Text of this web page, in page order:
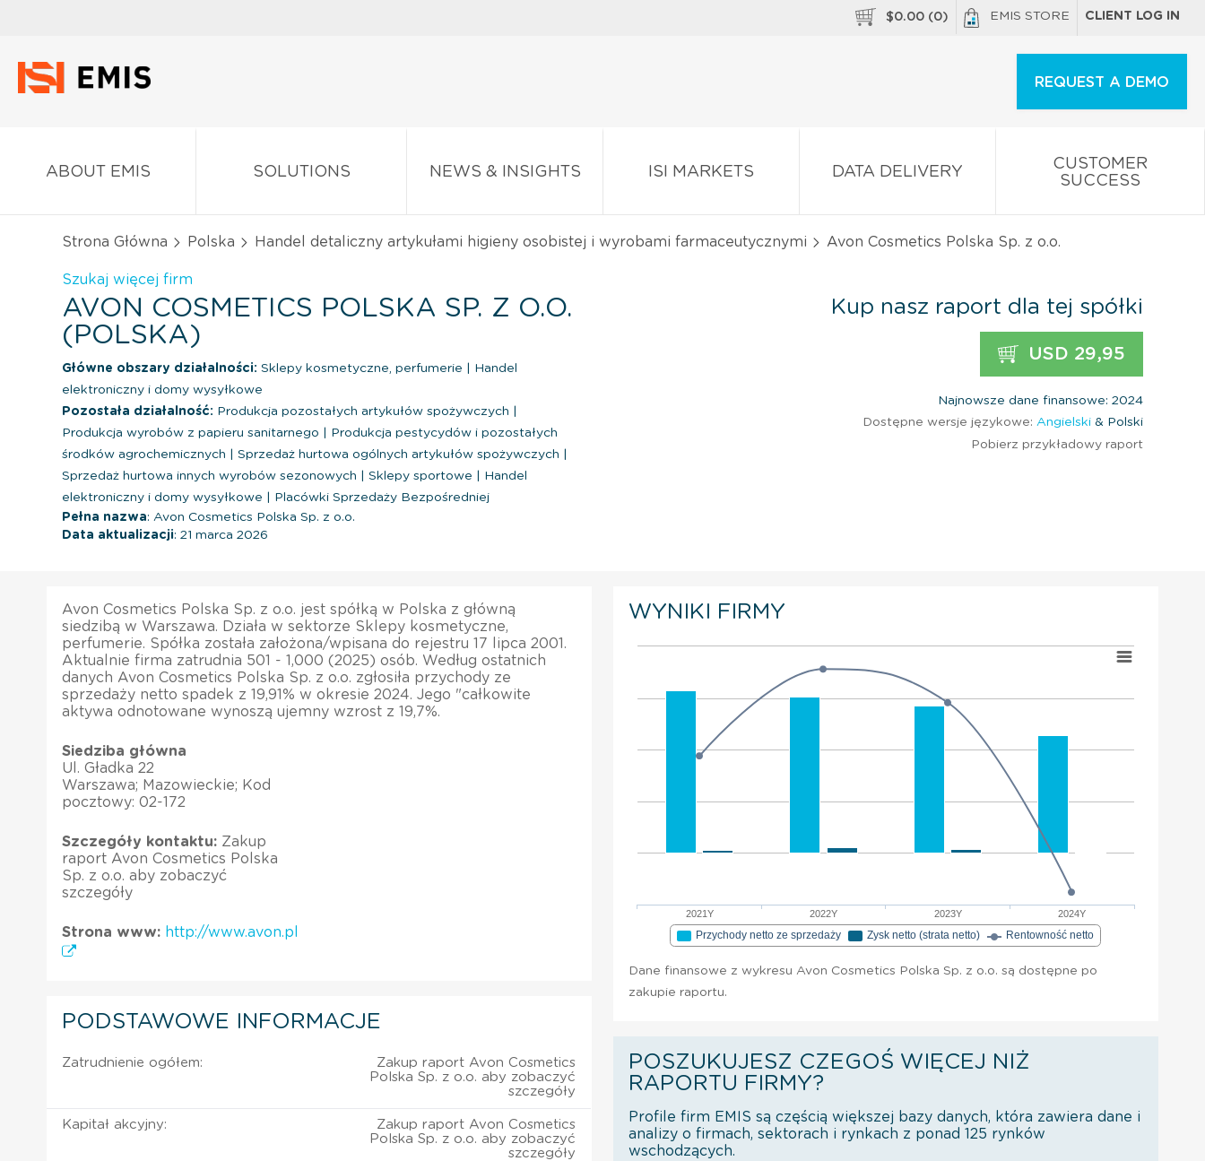
$0.00 (0) EMIS STORE CLIENT LOG IN
REQUEST A DEMO
ABOUT EMIS SOLUTIONS NEWS & INSIGHTS ISI MARKETS DATA DELIVERY
CUSTOMER
SUCCESS
Strona Główna Polska Handel detaliczny artykułami higieny osobistej i wyrobami farmaceutycznymi Avon Cosmetics Polska Sp. z o.o.
Szukaj więcej firm
AVON COSMETICS POLSKA SP. Z O.O.
(POLSKA)
Główne obszary działalności: Sklepy kosmetyczne, perfumerie
Handel
elektroniczny i domy wysyłkowe
Pozostała działalność: Produkcja pozostałych artykułów spożywczych
Produkcja wyrobów z papieru sanitarnego
Produkcja pestycydów i pozostałych
środków agrochemicznych
Sprzedaż hurtowa ogólnych artykułów spożywczych
Sprzedaż hurtowa innych wyrobów sezonowych
Sklepy sportowe
Handel
elektroniczny i domy wysyłkowe
Placówki Sprzedaży Bezpośredniej
Pełna nazwa: Avon Cosmetics Polska Sp. z o.o.
Data aktualizacji: 21 marca 2026
Kup nasz raport dla tej spółki
USD 29,95
Najnowsze dane finansowe: 2024
Dostępne wersje językowe: Angielski & Polski
Pobierz przykładowy raport
Avon Cosmetics Polska Sp. z o.o. jest spółką w Polska z główną
siedzibą w Warszawa. Działa w sektorze Sklepy kosmetyczne,
perfumerie. Spółka została założona/wpisana do rejestru 17 lipca 2001.
Aktualnie firma zatrudnia 501 - 1,000 (2025) osób. Według ostatnich
danych Avon Cosmetics Polska Sp. z o.o. zgłosiła przychody ze
sprzedaży netto spadek z 19,91% w okresie 2024. Jego "całkowite
aktywa odnotowane wynoszą ujemny wzrost z 19,7%.
Siedziba główna
Ul. Gładka 22
Warszawa; Mazowieckie; Kod
pocztowy: 02-172
Szczegóły kontaktu: Zakup
raport Avon Cosmetics Polska
Sp. z o.o. aby zobaczyć
szczegóły
Strona www: http://www.avon.pl
PODSTAWOWE INFORMACJE
Zatrudnienie ogółem:
Zakup raport Avon Cosmetics
Polska Sp. z o.o. aby zobaczyć
szczegóły
Kapitał akcyjny:
Zakup raport Avon Cosmetics
Polska Sp. z o.o. aby zobaczyć
szczegóły
WYNIKI FIRMY
2021Y 2022Y 2023Y 2024Y
Przychody netto ze sprzedaży Zysk netto (strata netto) Rentowność netto
Dane finansowe z wykresu Avon Cosmetics Polska Sp. z o.o. są dostępne po
zakupie raportu.
POSZUKUJESZ CZEGOŚ WIĘCEJ NIŻ
RAPORTU FIRMY?
Profile firm EMIS są częścią większej bazy danych, która zawiera dane i
analizy o firmach, sektorach i rynkach z ponad 125 rynków
wschodzących.